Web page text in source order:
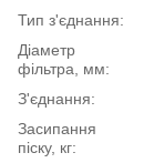
Тип з'єднання:
Діаметр
фільтра, мм:
З'єднання:
Засипання
піску, кг: